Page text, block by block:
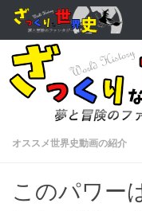
オススメ世界史動画の紹介
このパワー